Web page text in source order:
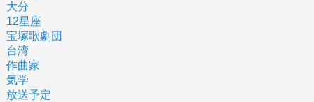
大分
12星座
宝塚歌劇団
台湾
作曲家
気学
放送予定